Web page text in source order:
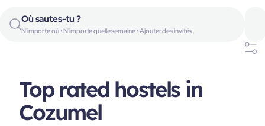
Où sautes-tu ?
N'importe où • N'importe quelle semaine • Ajouter des invités
Top rated hostels in
Cozumel